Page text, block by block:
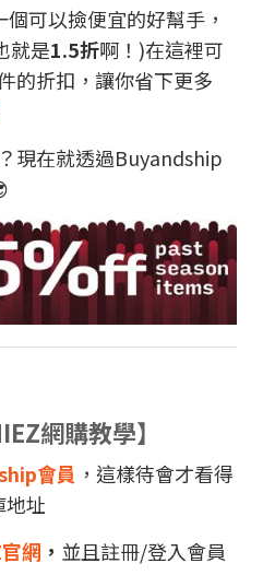
個可以撿便宜的好幫手，
就是1.5折啊！)在這裡可
的折扣，讓你省下更多
現在就透過Buyandship
網購教學】
會員 ，這樣待會才看得
址
網 ， 並且註冊/登入會員